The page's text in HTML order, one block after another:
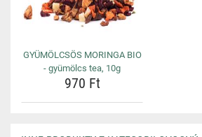
GYÜMÖLCSÖS MORINGA BIO
- gyümölcs tea, 10g
970 Ft